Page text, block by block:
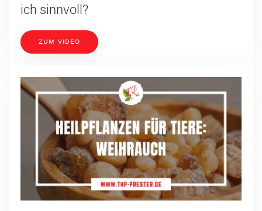
ich sinnvoll?
ZUM VIDEO